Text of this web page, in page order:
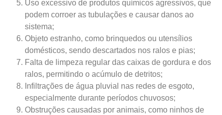
Uso excessivo de produtos químicos agressivos, que
podem corroer as tubulações e causar danos ao
sistema;
Objeto estranho, como brinquedos ou utensílios
domésticos, sendo descartados nos ralos e pias;
Falta de limpeza regular das caixas de gordura e dos
ralos, permitindo o acúmulo de detritos;
Infiltrações de água pluvial nas redes de esgoto,
especialmente durante períodos chuvosos;
Obstruções causadas por animais, como ninhos de